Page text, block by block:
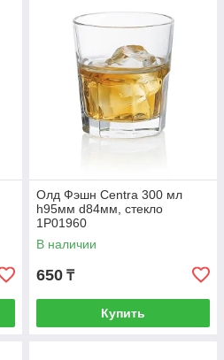
Олд Фэшн Centra 300 мл
h95мм d84мм, стекло
1P01960
В наличии
650 ₸
Купить